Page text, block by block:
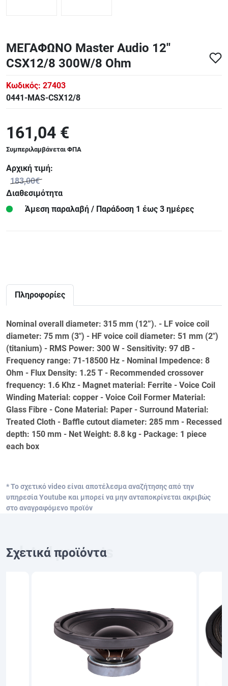
ΜΕΓΑΦΩΝΟ Master Audio 12''
CSX12/8 300W/8 Ohm
Κωδικός: 27403
0441-MAS-CSX12/8
161,04 €
Συμπεριλαμβάνεται ΦΠΑ
Αρχική τιμή:
183,00€
Διαθεσιμότητα
Άμεση παραλαβή / Παράδoση 1 έως 3 ημέρες
Πληροφορίες
Nominal overall diameter: 315 mm (12”). - LF voice coil
diameter: 75 mm (3") - HF voice coil diameter: 51 mm (2")
(titanium) - RMS Power: 300 W - Sensitivity: 97 dB -
Frequency range: 71-18500 Hz - Nominal Impedence: 8
Ohm - Flux Density: 1.25 T - Recommended crossover
frequency: 1.6 Khz - Magnet material: Ferrite - Voice Coil
Winding Material: copper - Voice Coil Former Material:
Glass Fibre - Cone Material: Paper - Surround Material:
Treated Cloth - Baffle cutout diameter: 285 mm - Recessed
depth: 150 mm - Net Weight: 8.8 kg - Package: 1 piece
each box
* Το σχετικό video είναι αποτέλεσμα αναζήτησης από την
υπηρεσία Youtube και μπορεί να μην ανταποκρίνεται ακριβώς
στο αναγραφόμενο προϊόν
Σχετικά προϊόντα